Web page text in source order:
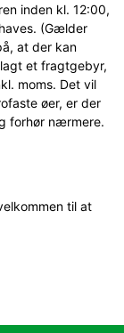
inden kl. 12:00,
(Gælder
at der kan
et fragtgebyr,
moms. Det vil
øer, er der
forhør nærmere.
til at